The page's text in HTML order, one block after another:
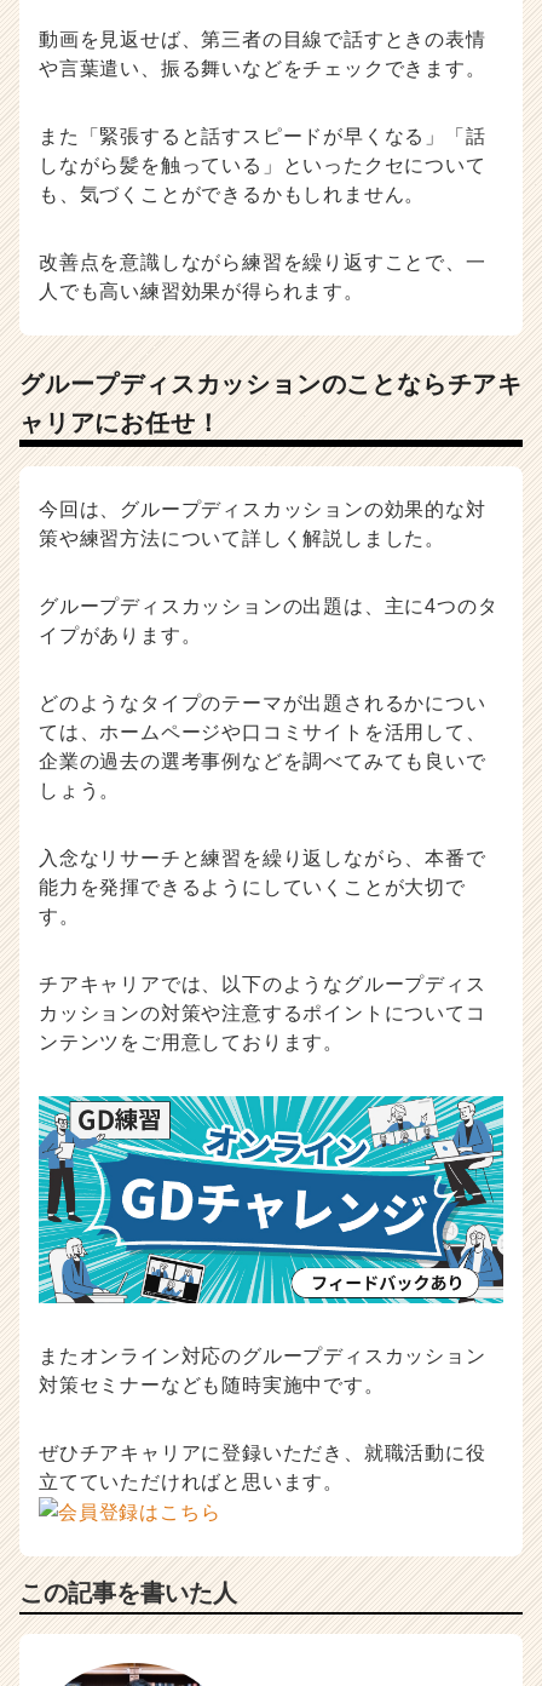
動画を見返せば、第三者の目線で話すときの表情
や言葉遣い、振る舞いなどをチェックできます。
また「緊張すると話すスピードが早くなる」「話
しながら髪を触っている」といったクセについて
も、気づくことができるかもしれません。
改善点を意識しながら練習を繰り返すことで、一
人でも高い練習効果が得られます。
グループディスカッションのことならチアキ
ャリアにお任せ！
今回は、グループディスカッションの効果的な対
策や練習方法について詳しく解説しました。
グループディスカッションの出題は、主に4つのタ
イプがあります。
どのようなタイプのテーマが出題されるかについ
ては、ホームページや口コミサイトを活用して、
企業の過去の選考事例などを調べてみても良いで
しょう。
入念なリサーチと練習を繰り返しながら、本番で
能力を発揮できるようにしていくことが大切で
す。
チアキャリアでは、以下のようなグループディス
カッションの対策や注意するポイントについてコ
ンテンツをご用意しております。
またオンライン対応のグループディスカッション
対策セミナーなども随時実施中です。
ぜひチアキャリアに登録いただき、就職活動に役
立てていただければと思います。
この記事を書いた人